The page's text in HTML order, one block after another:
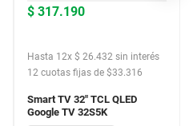
$ 317.190
Hasta 12x $ 26.432 sin interés
12 cuotas fijas de $33.316
Smart TV 32" TCL QLED
Google TV 32S5K